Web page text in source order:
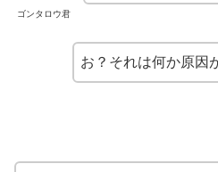
ゴンタロウ君
お？それは何か原因